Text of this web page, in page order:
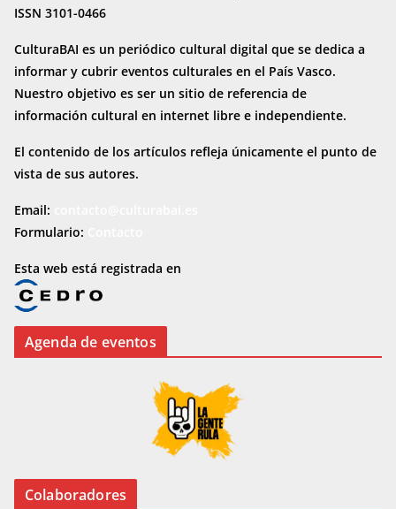
ISSN 3101-0466
CulturaBAI es un periódico cultural digital que se dedica a
informar y cubrir eventos culturales en el País Vasco.
Nuestro objetivo es ser un sitio de referencia de
información cultural en internet libre e independiente.
El contenido de los artículos refleja únicamente el punto de
vista de sus autores.
Email:
Formulario:
Esta web está registrada en
Agenda de eventos
Colaboradores